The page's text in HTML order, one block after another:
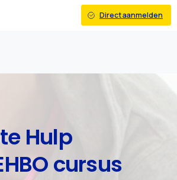
Direct aanmelden
Hulp
cursus